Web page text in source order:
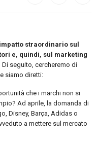
straordinario sul
e, quindi, sul marketing
Di seguito, cercheremo di
siamo diretti:
che i marchi non si
Ad aprile, la domanda di
Disney, Barça, Adidas o
a mettere sul mercato